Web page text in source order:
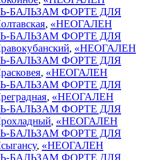
БАЛЬЗАМ ФОРТЕ ДЛЯ
, «НЕОГАЛЕН
БАЛЬЗАМ ФОРТЕ ДЛЯ
, «НЕОГАЛЕН
БАЛЬЗАМ ФОРТЕ ДЛЯ
, «НЕОГАЛЕН
БАЛЬЗАМ ФОРТЕ ДЛЯ
, «НЕОГАЛЕН
БАЛЬЗАМ ФОРТЕ ДЛЯ
, «НЕОГАЛЕН
БАЛЬЗАМ ФОРТЕ ДЛЯ
, «НЕОГАЛЕН
БАЛЬЗАМ ФОРТЕ ДЛЯ